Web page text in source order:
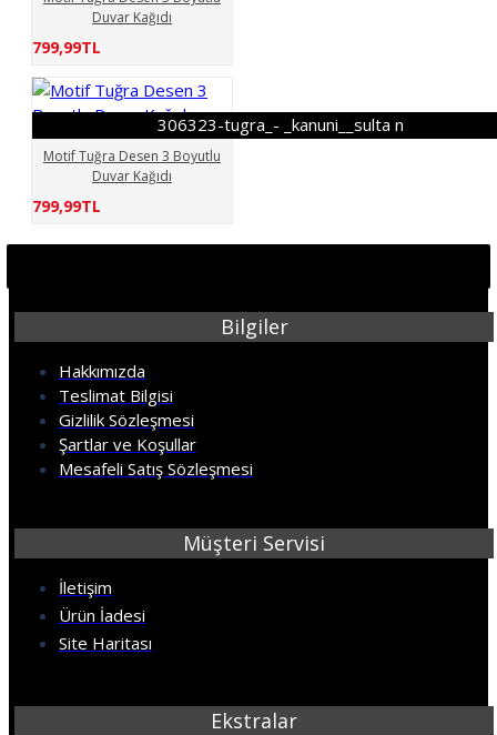
Duvar Kağıdı
799,99TL
306323-tugra_- _kanuni__sulta n
Motif Tuğra Desen 3 Boyutlu
Duvar Kağıdı
799,99TL
Bilgiler
Hakkımızda
Teslimat Bilgisi
Gizlilik Sözleşmesi
Şartlar ve Koşullar
Mesafeli Satış Sözleşmesi
Müşteri Servisi
İletişim
Ürün İadesi
Site Haritası
Ekstralar